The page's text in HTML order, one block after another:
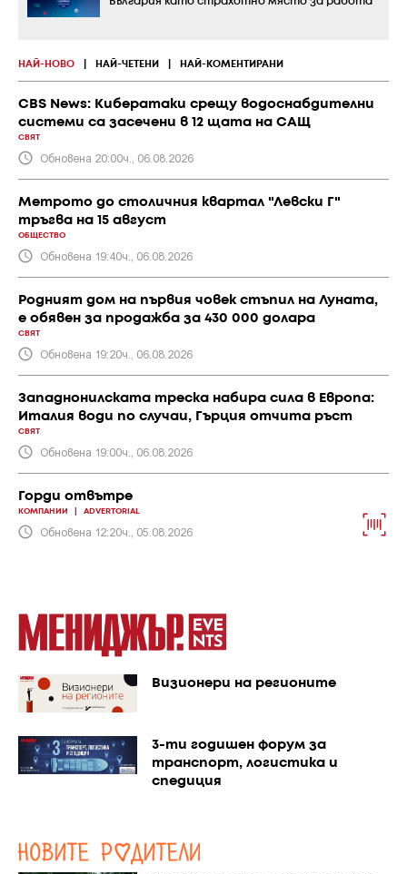
НАЙ-НОВО НАЙ-ЧЕТЕНИ НАЙ-КОМЕНТИРАНИ
CBS News: Кибератаки срещу водоснабдителни
системи са засечени в 12 щата на САЩ
СВЯТ
Обновена 20:00ч., 06.08.2026
Метрото до столичния квартал "Левски Г"
тръгва на 15 август
ОБЩЕСТВО
Обновена 19:40ч., 06.08.2026
Родният дом на първия човек стъпил на Луната,
е обявен за продажба за 430 000 долара
СВЯТ
Обновена 19:20ч., 06.08.2026
Западнонилската треска набира сила в Европа:
Италия води по случаи, Гърция отчита ръст
СВЯТ
Обновена 19:00ч., 06.08.2026
Горди отвътре
КОМПАНИИ ADVERTORIAL
Обновена 12:20ч., 05.08.2026
Визионери на регионите
3-ти годишен форум за
транспорт, логистика и
спедиция